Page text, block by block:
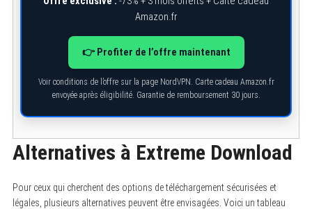
Amazon.fr
👉 Profiter de l’offre maintenant
Voir conditions de l’offre sur la page NordVPN. Carte cadeau Amazon.fr
envoyée après éligibilité. Garantie de remboursement 30 jours.
Alternatives à Extreme Download
Pour ceux qui cherchent des options de téléchargement sécurisées et
légales, plusieurs alternatives peuvent être envisagées. Voici un tableau